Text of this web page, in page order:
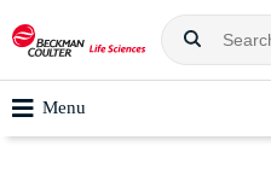
Menu